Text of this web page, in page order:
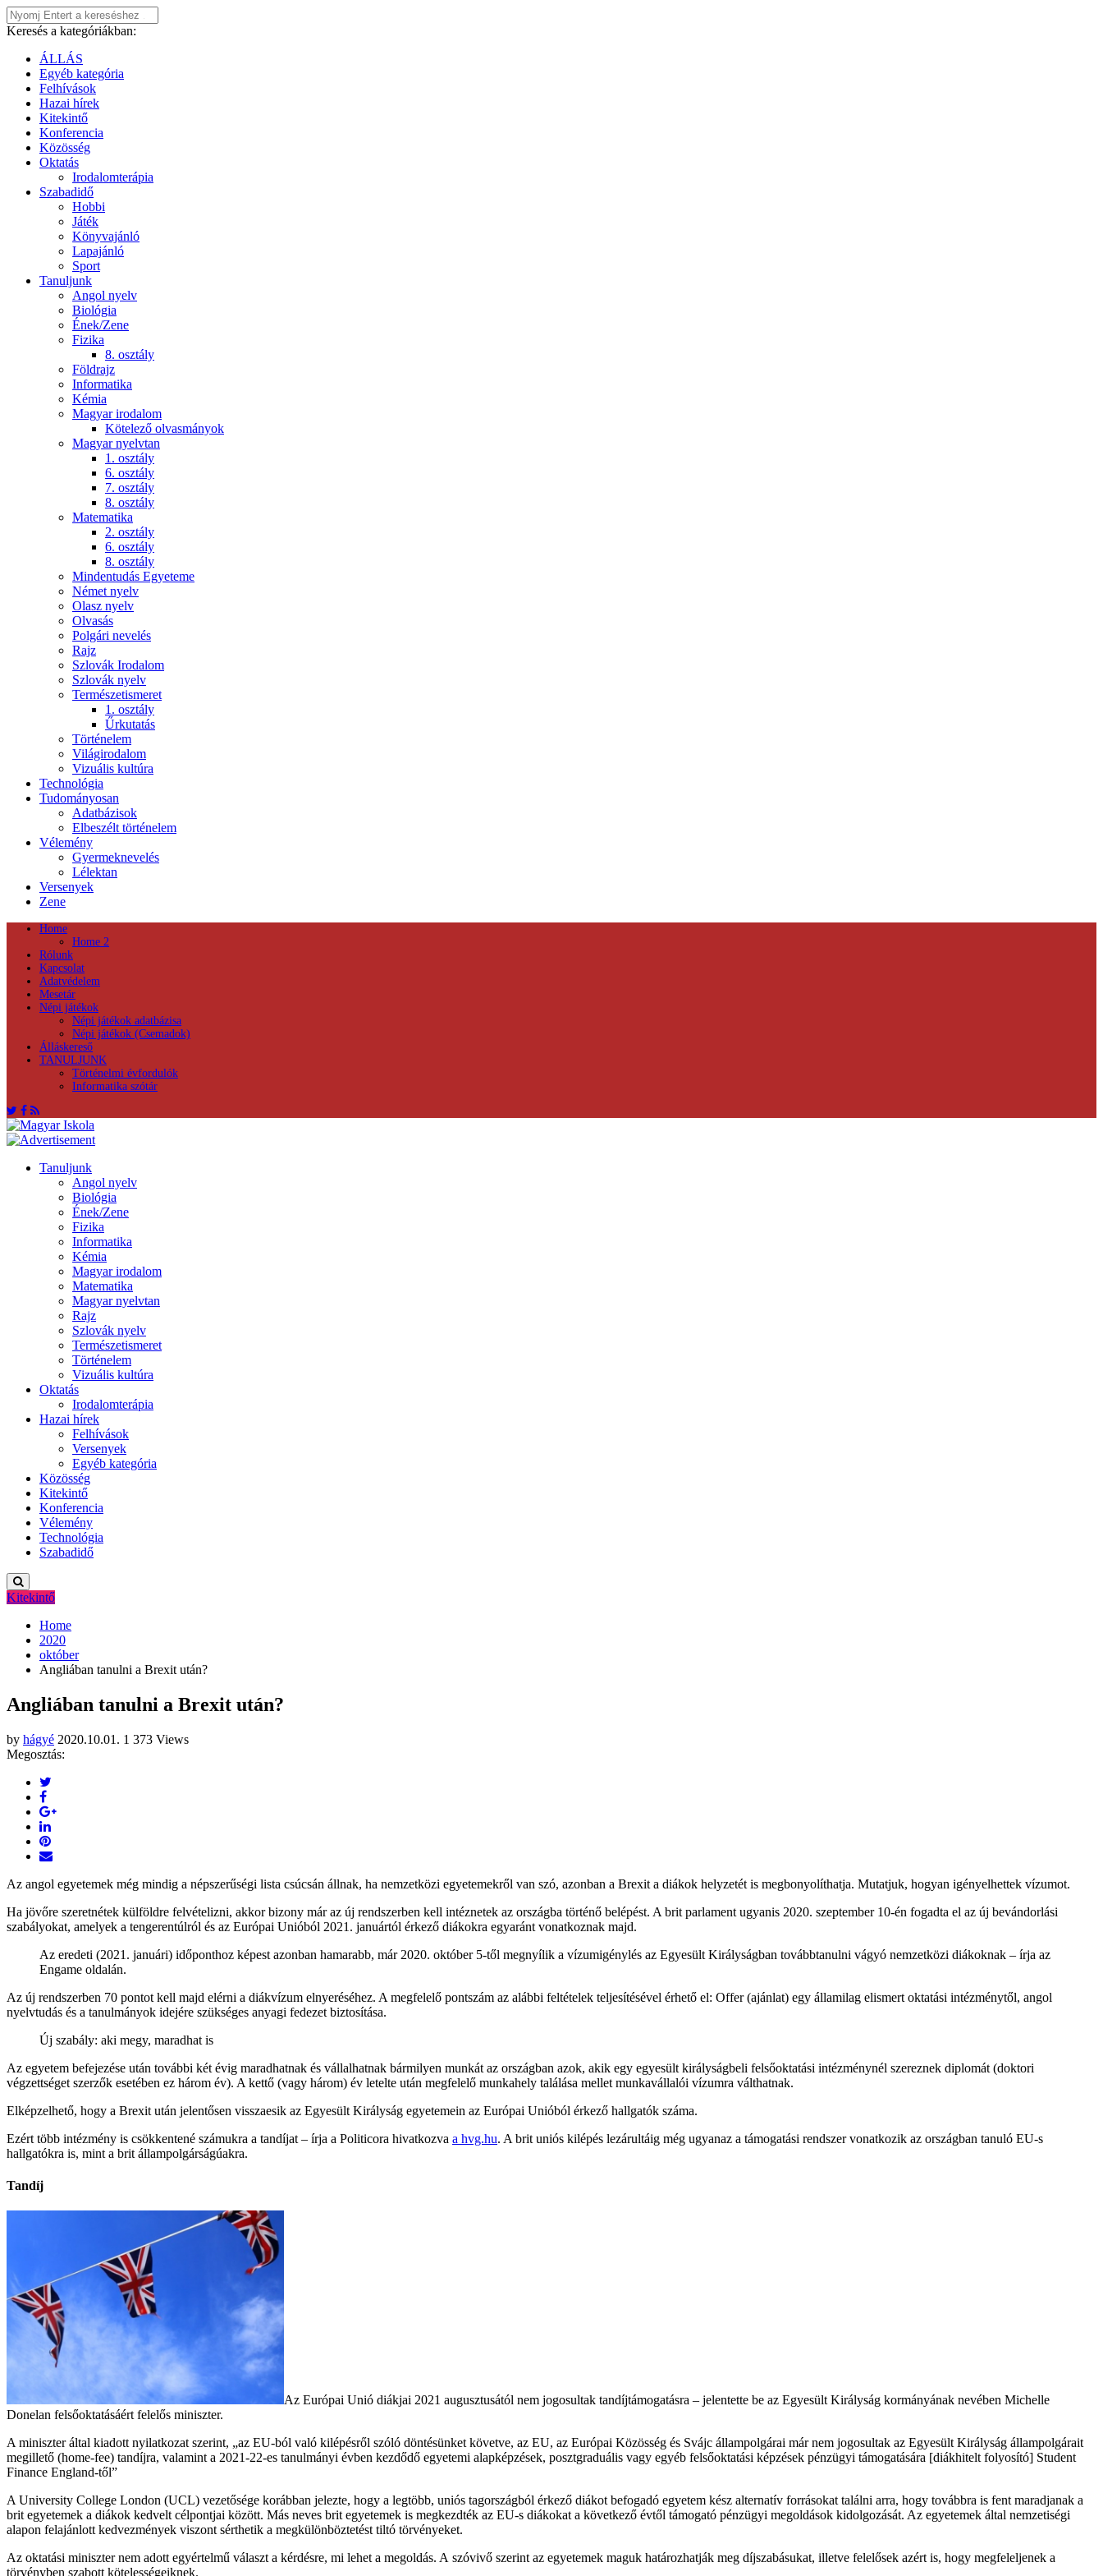
Keresés a kategóriákban:
ÁLLÁS
Egyéb kategória
Felhívások
Hazai hírek
Kitekintő
Konferencia
Közösség
Oktatás
Irodalomterápia
Szabadidő
Hobbi
Játék
Könyvajánló
Lapajánló
Sport
Tanuljunk
Angol nyelv
Biológia
Ének/Zene
Fizika
8. osztály
Földrajz
Informatika
Kémia
Magyar irodalom
Kötelező olvasmányok
Magyar nyelvtan
1. osztály
6. osztály
7. osztály
8. osztály
Matematika
2. osztály
6. osztály
8. osztály
Mindentudás Egyeteme
Német nyelv
Olasz nyelv
Olvasás
Polgári nevelés
Rajz
Szlovák Irodalom
Szlovák nyelv
Természetismeret
1. osztály
Űrkutatás
Történelem
Világirodalom
Vizuális kultúra
Technológia
Tudományosan
Adatbázisok
Elbeszélt történelem
Vélemény
Gyermeknevelés
Lélektan
Versenyek
Zene
Home
Home 2
Rólunk
Kapcsolat
Adatvédelem
Mesetár
Népi játékok
Népi játékok adatbázisa
Népi játékok (Csemadok)
Álláskereső
TANULJUNK
Történelmi évfordulók
Informatika szótár
Tanuljunk
Angol nyelv
Biológia
Ének/Zene
Fizika
Informatika
Kémia
Magyar irodalom
Matematika
Magyar nyelvtan
Rajz
Szlovák nyelv
Természetismeret
Történelem
Vizuális kultúra
Oktatás
Irodalomterápia
Hazai hírek
Felhívások
Versenyek
Egyéb kategória
Közösség
Kitekintő
Konferencia
Vélemény
Technológia
Szabadidő
Kitekintő
Home
2020
október
Angliában tanulni a Brexit után?
Angliában tanulni a Brexit után?
by hágyé 2020.10.01. 1 373 Views
Megosztás:
Az angol egyetemek még mindig a népszerűségi lista csúcsán állnak, ha nemzetközi egyetemekről van szó, azonban a Brexit a diákok helyzetét is megbonyolíthatja. Mutatjuk, hogyan igényelhettek vízumot.
Ha jövőre szeretnétek külföldre felvételizni, akkor bizony már az új rendszerben kell intéznetek az országba történő belépést. A brit parlament ugyanis 2020. szeptember 10-én fogadta el az új bevándorlási
szabályokat, amelyek a tengerentúlról és az Európai Unióból 2021. januártól érkező diákokra egyaránt vonatkoznak majd.
Az eredeti (2021. januári) időponthoz képest azonban hamarabb, már 2020. október 5-től megnyílik a vízumigénylés az Egyesült Királyságban továbbtanulni vágyó nemzetközi diákoknak – írja az
Engame oldalán.
Az új rendszerben 70 pontot kell majd elérni a diákvízum elnyeréséhez. A megfelelő pontszám az alábbi feltételek teljesítésével érhető el: Offer (ajánlat) egy államilag elismert oktatási intézménytől, angol
nyelvtudás és a tanulmányok idejére szükséges anyagi fedezet biztosítása.
Új szabály: aki megy, maradhat is
Az egyetem befejezése után további két évig maradhatnak és vállalhatnak bármilyen munkát az országban azok, akik egy egyesült királyságbeli felsőoktatási intézménynél szereznek diplomát (doktori
végzettséget szerzők esetében ez három év). A kettő (vagy három) év letelte után megfelelő munkahely találása mellet munkavállalói vízumra válthatnak.
Elképzelhető, hogy a Brexit után jelentősen visszaesik az Egyesült Királyság egyetemein az Európai Unióból érkező hallgatók száma.
Ezért több intézmény is csökkentené számukra a tandíjat – írja a Politicora hivatkozva a hvg.hu. A brit uniós kilépés lezárultáig még ugyanaz a támogatási rendszer vonatkozik az országban tanuló EU-s
hallgatókra is, mint a brit állampolgárságúakra.
Tandíj
Az Európai Unió diákjai 2021 augusztusától nem jogosultak tandíjtámogatásra – jelentette be az Egyesült Királyság kormányának nevében Michelle
Donelan felsőoktatásáért felelős miniszter.
A miniszter által kiadott nyilatkozat szerint, „az EU-ból való kilépésről szóló döntésünket követve, az EU, az Európai Közösség és Svájc állampolgárai már nem jogosultak az Egyesült Királyság állampolgárait
megillető (home-fee) tandíjra, valamint a 2021-22-es tanulmányi évben kezdődő egyetemi alapképzések, posztgraduális vagy egyéb felsőoktatási képzések pénzügyi támogatására [diákhitelt folyosító] Student
Finance England-től”
A University College London (UCL) vezetősége korábban jelezte, hogy a legtöbb, uniós tagországból érkező diákot befogadó egyetem kész alternatív forrásokat találni arra, hogy továbbra is fent maradjanak a
brit egyetemek a diákok kedvelt célpontjai között. Más neves brit egyetemek is megkezdték az EU-s diákokat a következő évtől támogató pénzügyi megoldások kidolgozását. Az egyetemek által nemzetiségi
alapon felajánlott kedvezmények viszont sérthetik a megkülönböztetést tiltó törvényeket.
Az oktatási miniszter nem adott egyértelmű választ a kérdésre, mi lehet a megoldás. A szóvivő szerint az egyetemek maguk határozhatják meg díjszabásukat, illetve felelősek azért is, hogy megfeleljenek a
törvényben szabott kötelességeiknek.